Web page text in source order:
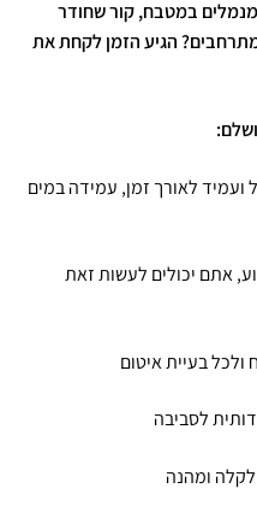
במטבח, קור שחודר
הגיע הזמן לקחת את
ועמיד לאורך זמן, עמידה במים
אתם יכולים לעשות זאת
בעיית איטום
לסביבה
ומהנה